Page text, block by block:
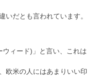
いだとも言われています。
ィード)」と言い、これは
欧米の人にはあまりいい印